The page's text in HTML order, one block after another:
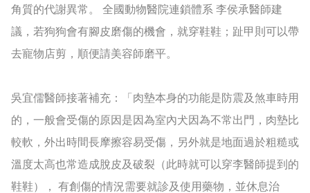
角質的代謝異常。 全國動物醫院連鎖體系 李侯承醫師建
議，若狗狗會有腳皮磨傷的機會，就穿鞋鞋；趾甲則可以帶
去寵物店剪，順便請美容師磨平。
吳宜儒醫師接著補充：「肉墊本身的功能是防震及煞車時用
的，一般會受傷的原因是因為室內犬因為不常出門，肉墊比
較軟，外出時間長摩擦容易受傷，另外就是地面過於粗糙或
溫度太高也常造成脫皮及破裂（此時就可以穿李醫師提到的
鞋鞋）， 有創傷的情況需要就診及使用藥物，並休息治